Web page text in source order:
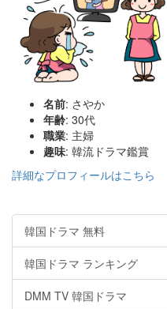
名前: さやか
年齢: 30代
職業: 主婦
趣味: 韓流ドラマ鑑賞
詳細なプロフィールはこちら
韓国ドラマ 無料
韓国ドラマ ランキング
DMM TV 韓国ドラマ